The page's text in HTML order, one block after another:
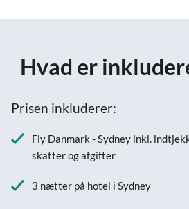
Hvad er
Prisen inkluderer:
Fly Danmark - Sydney inkl.
skatter og afgifter
3 nætter på hotel i Sydney